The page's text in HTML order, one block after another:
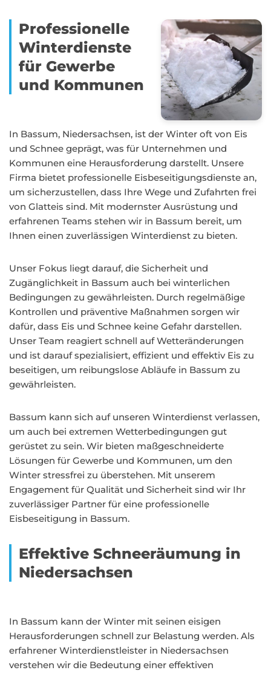
Professionelle
Winterdienste
für Gewerbe
und Kommunen
In Bassum, Niedersachsen, ist der Winter oft von Eis
und Schnee geprägt, was für Unternehmen und
Kommunen eine Herausforderung darstellt. Unsere
Firma bietet professionelle Eisbeseitigungsdienste an,
um sicherzustellen, dass Ihre Wege und Zufahrten frei
von Glatteis sind. Mit modernster Ausrüstung und
erfahrenen Teams stehen wir in Bassum bereit, um
Ihnen einen zuverlässigen Winterdienst zu bieten.
Unser Fokus liegt darauf, die Sicherheit und
Zugänglichkeit in Bassum auch bei winterlichen
Bedingungen zu gewährleisten. Durch regelmäßige
Kontrollen und präventive Maßnahmen sorgen wir
dafür, dass Eis und Schnee keine Gefahr darstellen.
Unser Team reagiert schnell auf Wetteränderungen
und ist darauf spezialisiert, effizient und effektiv Eis zu
beseitigen, um reibungslose Abläufe in Bassum zu
gewährleisten.
Bassum kann sich auf unseren Winterdienst verlassen,
um auch bei extremen Wetterbedingungen gut
gerüstet zu sein. Wir bieten maßgeschneiderte
Lösungen für Gewerbe und Kommunen, um den
Winter stressfrei zu überstehen. Mit unserem
Engagement für Qualität und Sicherheit sind wir Ihr
zuverlässiger Partner für eine professionelle
Eisbeseitigung in Bassum.
Effektive Schneeräumung in
Niedersachsen
In Bassum kann der Winter mit seinen eisigen
Herausforderungen schnell zur Belastung werden. Als
erfahrener Winterdienstleister in Niedersachsen
verstehen wir die Bedeutung einer effektiven